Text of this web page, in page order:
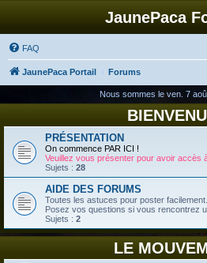
JaunePaca
FAQ
JaunePaca Portail Forums
Nous sommes le ven. 7
PRÉSENTATION
On commence PAR ICI !
Veuillez vous présenter pour avoir accès
Sujets : 28
AIDE DES FORUMS
Toutes les astuces pour poster facilement.
Posez vos questions si vous rencontrez
Sujets : 2
LE